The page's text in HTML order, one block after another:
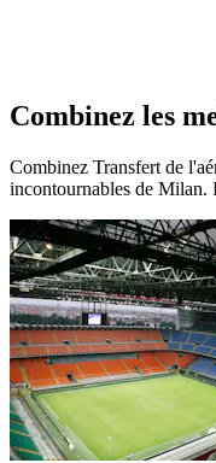
Combinez les
Combinez Transfert de
incontournables de Milan.